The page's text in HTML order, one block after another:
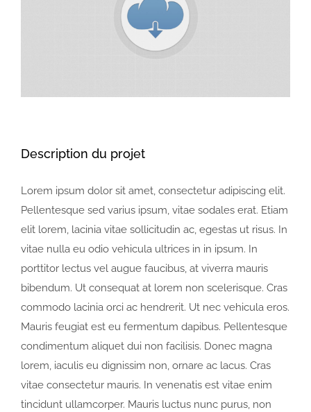
Description du projet
Lorem ipsum dolor sit amet, consectetur adipiscing elit.
Pellentesque sed varius ipsum, vitae sodales erat. Etiam
elit lorem, lacinia vitae sollicitudin ac, egestas ut risus. In
vitae nulla eu odio vehicula ultrices in in ipsum. In
porttitor lectus vel augue faucibus, at viverra mauris
bibendum. Ut consequat at lorem non scelerisque. Cras
commodo lacinia orci ac hendrerit. Ut nec vehicula eros.
Mauris feugiat est eu fermentum dapibus. Pellentesque
condimentum aliquet dui non facilisis. Donec magna
lorem, iaculis eu dignissim non, ornare ac lacus. Cras
vitae consectetur mauris. In venenatis est vitae enim
tincidunt ullamcorper. Mauris luctus nunc purus, non